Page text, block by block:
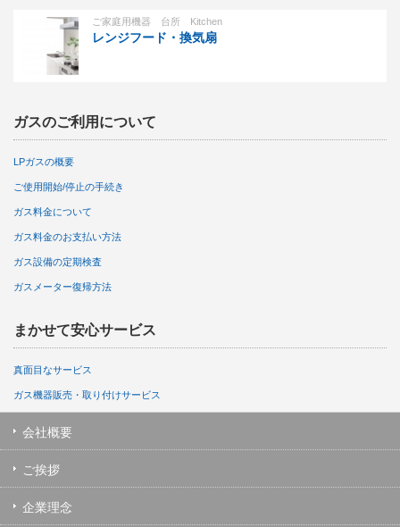
ご家庭用機器 台所 Kitchen
レンジフード・換気扇
ガスのご利用について
LPガスの概要
ご使用開始/停止の手続き
ガス料金について
ガス料金のお支払い方法
ガス設備の定期検査
ガスメーター復帰方法
まかせて安心サービス
真面目なサービス
ガス機器販売・取り付けサービス
会社概要
ご挨拶
企業理念